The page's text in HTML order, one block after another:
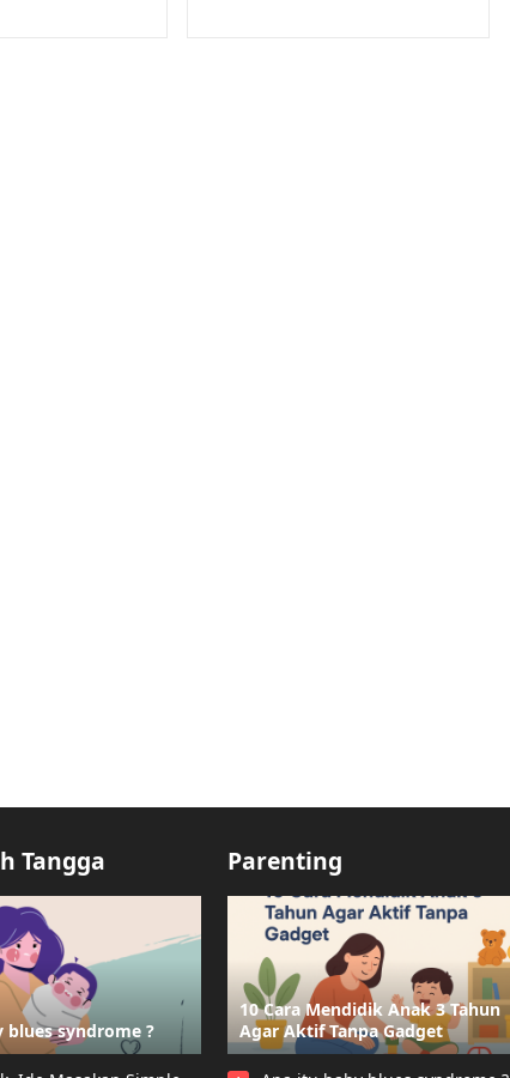
Tangga
blues syndrome ?
Parenting
10 Cara Mendidik Anak 3 Tahun
Agar Aktif Tanpa Gadget